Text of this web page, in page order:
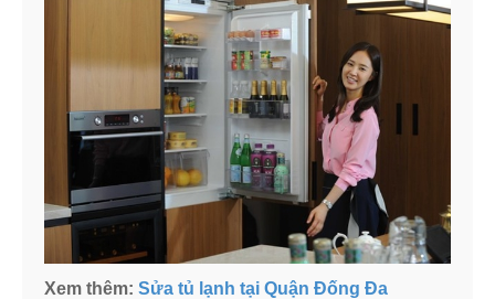
Xem thêm: Sửa tủ lạnh tại Quận Đống Đa